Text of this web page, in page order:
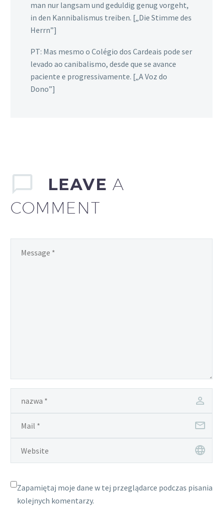
man nur langsam und geduldig genug vorgeht,
in den Kannibalismus treiben. [„Die Stimme des
Herrn”]
PT: Mas mesmo o Colégio dos Cardeais pode ser
levado ao canibalismo, desde que se avance
paciente e progressivamente. [„A Voz do
Dono”]
LEAVEA
COMMENT
Zapamiętaj moje dane w tej przeglądarce podczas pisania
kolejnych komentarzy.